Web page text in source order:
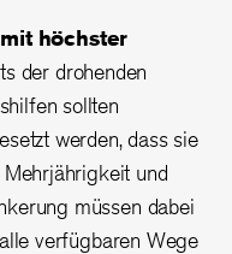
höchster
der drohenden
sollten
werden, dass sie
und
müssen dabei
verfügbaren Wege